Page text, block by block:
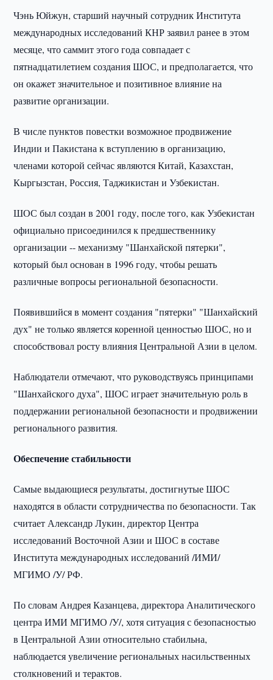
Чэнь Юйжун, старший научный сотрудник Института
международных исследований КНР заявил ранее в этом
месяце, что саммит этого года совпадает с
пятнадцатилетием создания ШОС, и предполагается, что
он окажет значительное и позитивное влияние на
развитие организации.
В числе пунктов повестки возможное продвижение
Индии и Пакистана к вступлению в организацию,
членами которой сейчас являются Китай, Казахстан,
Кыргызстан, Россия, Таджикистан и Узбекистан.
ШОС был создан в 2001 году, после того, как Узбекистан
официально присоединился к предшественнику
организации -- механизму "Шанхайской пятерки",
который был основан в 1996 году, чтобы решать
различные вопросы региональной безопасности.
Появившийся в момент создания "пятерки" "Шанхайский
дух" не только является коренной ценностью ШОС, но и
способствовал росту влияния Центральной Азии в целом.
Наблюдатели отмечают, что руководствуясь принципами
"Шанхайского духа", ШОС играет значительную роль в
поддержании региональной безопасности и продвижении
регионального развития.
Обеспечение стабильности
Самые выдающиеся результаты, достигнутые ШОС
находятся в области сотрудничества по безопасности. Так
считает Александр Лукин, директор Центра
исследований Восточной Азии и ШОС в составе
Института международных исследований /ИМИ/
МГИМО /У/ РФ.
По словам Андрея Казанцева, директора Аналитического
центра ИМИ МГИМО /У/, хотя ситуация с безопасностью
в Центральной Азии относительно стабильна,
наблюдается увеличение региональных насильственных
столкновений и терактов.